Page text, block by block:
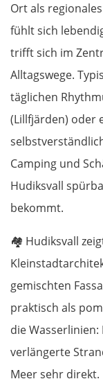
Ort als
fühlt sich
trifft sich im
Alltagswege.
täglichen
(Lillfjärden) oder
Camping und
Hudiksvall
bekommt.
🏘️ Hudiksvall
gemischten
praktisch als
die
verlängerte
Meer sehr direkt.
Turek
Posen
Lübben